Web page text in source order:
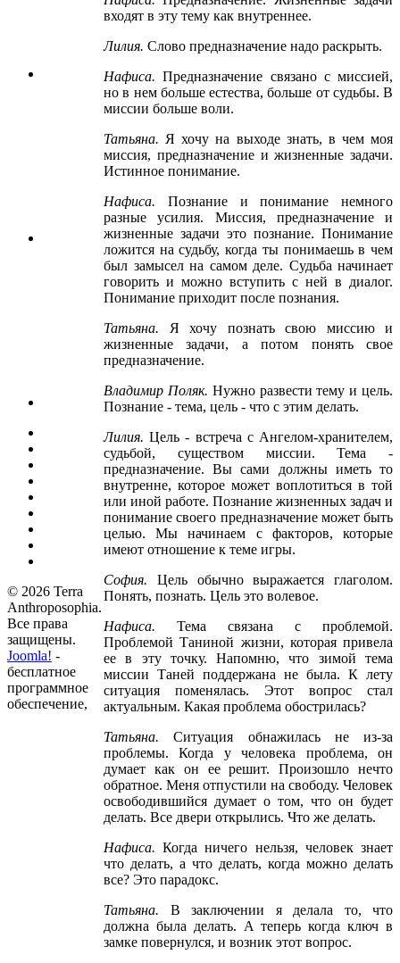
входят в эту тему как внутреннее.
Лилия. Слово предназначение надо раскрыть.
Нафиса.Предназначение связано с миссией,
но в нем больше естества, больше от судьбы. В
миссии больше воли.
Татьяна. Я хочу на выходе знать, в чем моя
миссия, предназначение и жизненные задачи.
Истинное понимание.
Нафиса. Познание и понимание немного
разные усилия. Миссия, предназначение и
жизненные задачи это познание. Понимание
ложится на судьбу, когда ты понимаешь в чем
был замысел на самом деле. Судьба начинает
говорить и можно вступить с ней в диалог.
Понимание приходит после познания.
Татьяна. Я хочу познать свою миссию и
жизненные задачи, а потом понять свое
предназначение.
Владимир Поляк. Нужно развести тему и цель.
Познание - тема, цель - что с этим делать.
Лилия.Цель - встреча с Ангелом-хранителем,
судьбой, существом миссии. Тема -
предназначение. Вы сами должны иметь то
внутренне, которое может воплотиться в той
или иной работе. Познание жизненных задач и
понимание своего предназначение может быть
целью. Мы начинаем с факторов, которые
имеют отношение к теме игры.
София. Цель обычно выражается глаголом.
Понять, познать. Цель это волевое.
Нафиса. Тема связана с проблемой.
Проблемой Таниной жизни, которая привела
ее в эту точку. Напомню, что зимой тема
миссии Таней поддержана не была. К лету
ситуация поменялась. Этот вопрос стал
актуальным. Какая проблема обострилась?
Татьяна.Ситуация обнажилась не из-за
проблемы. Когда у человека проблема, он
думает как он ее решит. Произошло нечто
обратное. Меня отпустили на свободу. Человек
освободившийся думает о том, что он будет
делать. Все двери открылись. Что же делать.
Нафиса.Когда ничего нельзя, человек знает
что делать, а что делать, когда можно делать
все? Это парадокс.
Татьяна. В заключении я делала то, что
должна была делать. А теперь когда ключ в
замке повернулся, и возник этот вопрос.
© 2026 Terra
Anthroposophia.
Все права
защищены.
Joomla! -
бесплатное
программное
обеспечение,